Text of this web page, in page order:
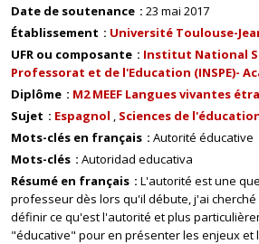
Date de soutenance
23 mai 2017
Établissement
Université Toulouse-
UFR ou composante
Institut National
Professorat et de l'Education (INSPE)-
Diplôme
M2 MEEF Langues vivantes
Sujet
Espagnol
Sciences de
Mots-clés en français
Autorité éducative
Mots-clés
Autoridad educativa
Résumé en français
L'autorité est une
professeur dès lors qu'il débute, j'ai
définir ce qu'est l'autorité et plus
"éducative" pour en présenter les enjeux et